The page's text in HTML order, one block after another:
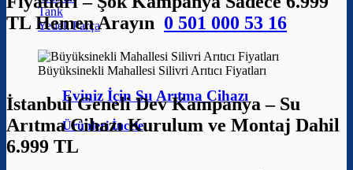
Tank
Yedek Parça
Eviniz İçin Su Arıtma Cihazı
Ürünleri İncele
TL Hemen Arayın 0 501 000 53 16
Büyüksinekli Mahallesi Silivri Arıtıcı Fiyatları
İstanbul Geneli Dev Kampanya – Su
Arıtma Cihazı Kurulum ve Montaj Dahil
6.999 TL